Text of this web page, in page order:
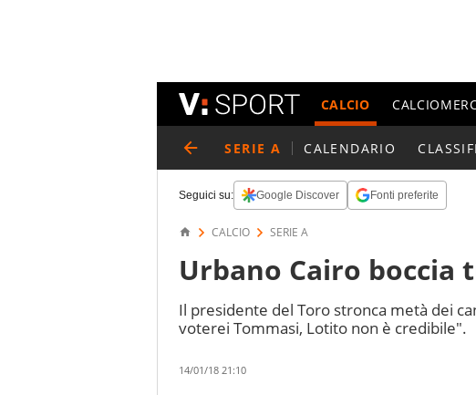
CALCIO
SERIE A CALENDARIO
Seguici su: Google Discover Fonti preferite
CALCIO SERIE A
Urbano Cairo boccia
Il presidente del Toro stronca metà dei
voterei Tommasi, Lotito non è credibile".
14/01/18 21:10